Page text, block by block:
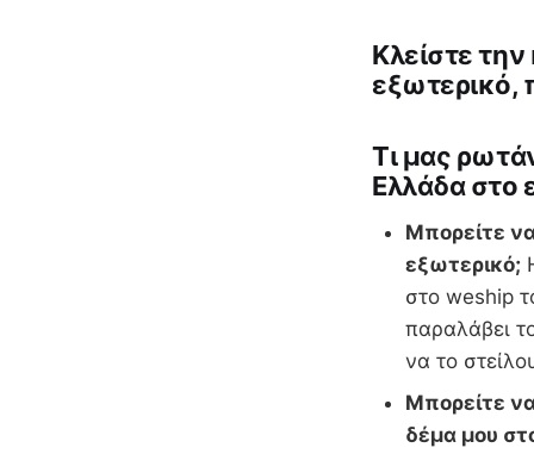
Κλείστε
εξωτερικό,
Tι μας
Ελλάδα στο
Μπορείτε
εξωτερικό;
στο weship
παραλάβει
να το
Μπορείτε
δέμα μου